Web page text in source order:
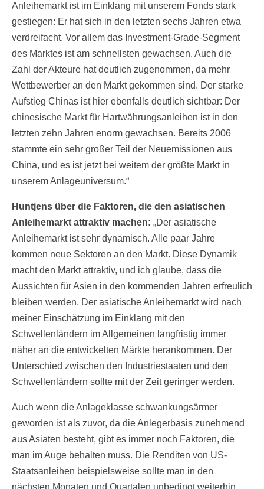
Anleihemarkt ist im Einklang mit unserem Fonds stark
gestiegen: Er hat sich in den letzten sechs Jahren etwa
verdreifacht. Vor allem das Investment-Grade-Segment
des Marktes ist am schnellsten gewachsen. Auch die
Zahl der Akteure hat deutlich zugenommen, da mehr
Wettbewerber an den Markt gekommen sind. Der starke
Aufstieg Chinas ist hier ebenfalls deutlich sichtbar: Der
chinesische Markt für Hartwährungsanleihen ist in den
letzten zehn Jahren enorm gewachsen. Bereits 2006
stammte ein sehr großer Teil der Neuemissionen aus
China, und es ist jetzt bei weitem der größte Markt in
unserem Anlageuniversum.“
Huntjens über die Faktoren, die den asiatischen
Anleihemarkt attraktiv machen: „Der asiatische
Anleihemarkt ist sehr dynamisch. Alle paar Jahre
kommen neue Sektoren an den Markt. Diese Dynamik
macht den Markt attraktiv, und ich glaube, dass die
Aussichten für Asien in den kommenden Jahren erfreulich
bleiben werden. Der asiatische Anleihemarkt wird nach
meiner Einschätzung im Einklang mit den
Schwellenländern im Allgemeinen langfristig immer
näher an die entwickelten Märkte herankommen. Der
Unterschied zwischen den Industriestaaten und den
Schwellenländern sollte mit der Zeit geringer werden.
Auch wenn die Anlageklasse schwankungsärmer
geworden ist als zuvor, da die Anlegerbasis zunehmend
aus Asiaten besteht, gibt es immer noch Faktoren, die
man im Auge behalten muss. Die Renditen von US-
Staatsanleihen beispielsweise sollte man in den